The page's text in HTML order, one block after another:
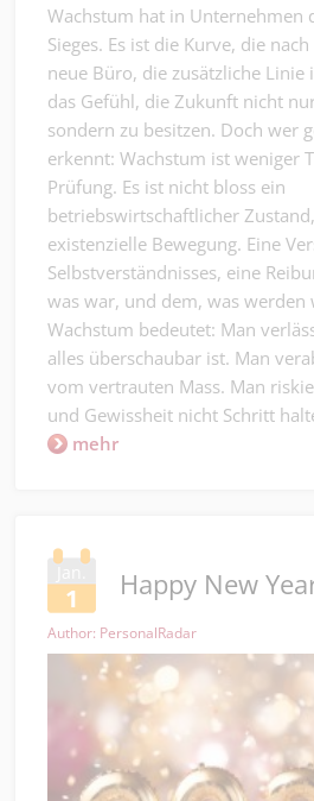
Wachstum hat in Unternehmen
Sieges. Es ist die Kurve, die
neue Büro, die zusätzliche
das Gefühl, die Zukunft nicht
sondern zu besitzen. Doch wer
erkennt: Wachstum ist weniger
Prüfung. Es ist nicht bloss ein
betriebswirtschaftlicher
existenzielle Bewegung. Eine
Selbstverständnisses, eine
was war, und dem, was werden
Wachstum bedeutet: Man
alles überschaubar ist. Man
vom vertrauten Mass. Man
und Gewissheit nicht Schritt
mehr
1 Happy New
Author: PersonalRadar